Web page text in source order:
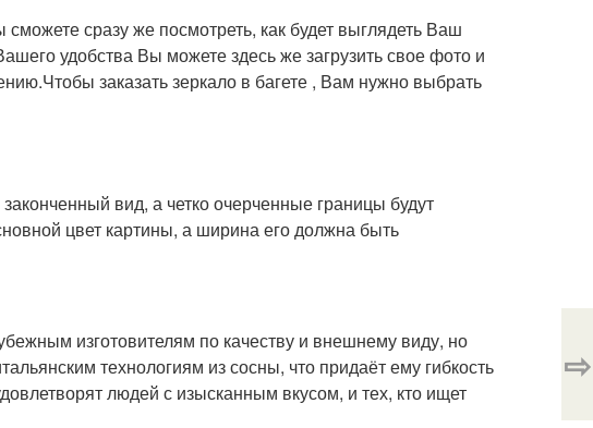
сразу же посмотреть, как будет выглядеть Ваш
удобства Вы можете здесь же загрузить свое фото и
заказать зеркало в багете , Вам нужно выбрать
вид, а четко очерченные границы будут
цвет картины, а ширина его должна быть
изготовителям по качеству и внешнему виду, но
технологиям из сосны, что придаёт ему гибкость
людей с изысканным вкусом, и тех, кто ищет
⇨